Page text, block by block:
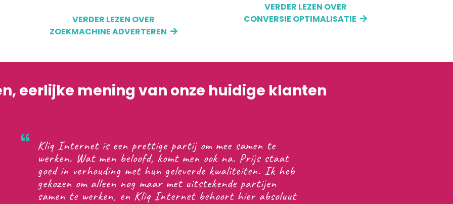
VERDER LEZEN OVER
ZOEKMACHINE ADVERTEREN
VERDER LEZEN OVER
CONVERSIE OPTIMALISATIE
eerlijke mening van onze huidige klanten
Kliq's rapportages zijn helder, hun resultaten spreken
voor zich en zorgen voor stabiele groei. Ze denken goed
met je mee, of je nu veel doet met SEO of ondernemer
bent zonder veel internetmarketing ervaring. Ze geven
realistisch aan wat wel en niet haalbaar is en hoe. We